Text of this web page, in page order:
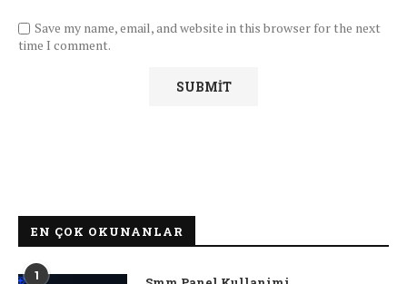
Save my name, email, and website in this browser for the next
time I comment.
EN ÇOK OKUNANLAR
1